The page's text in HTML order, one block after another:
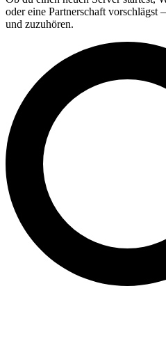
oder eine Partnerschaft
und zuzuhören.